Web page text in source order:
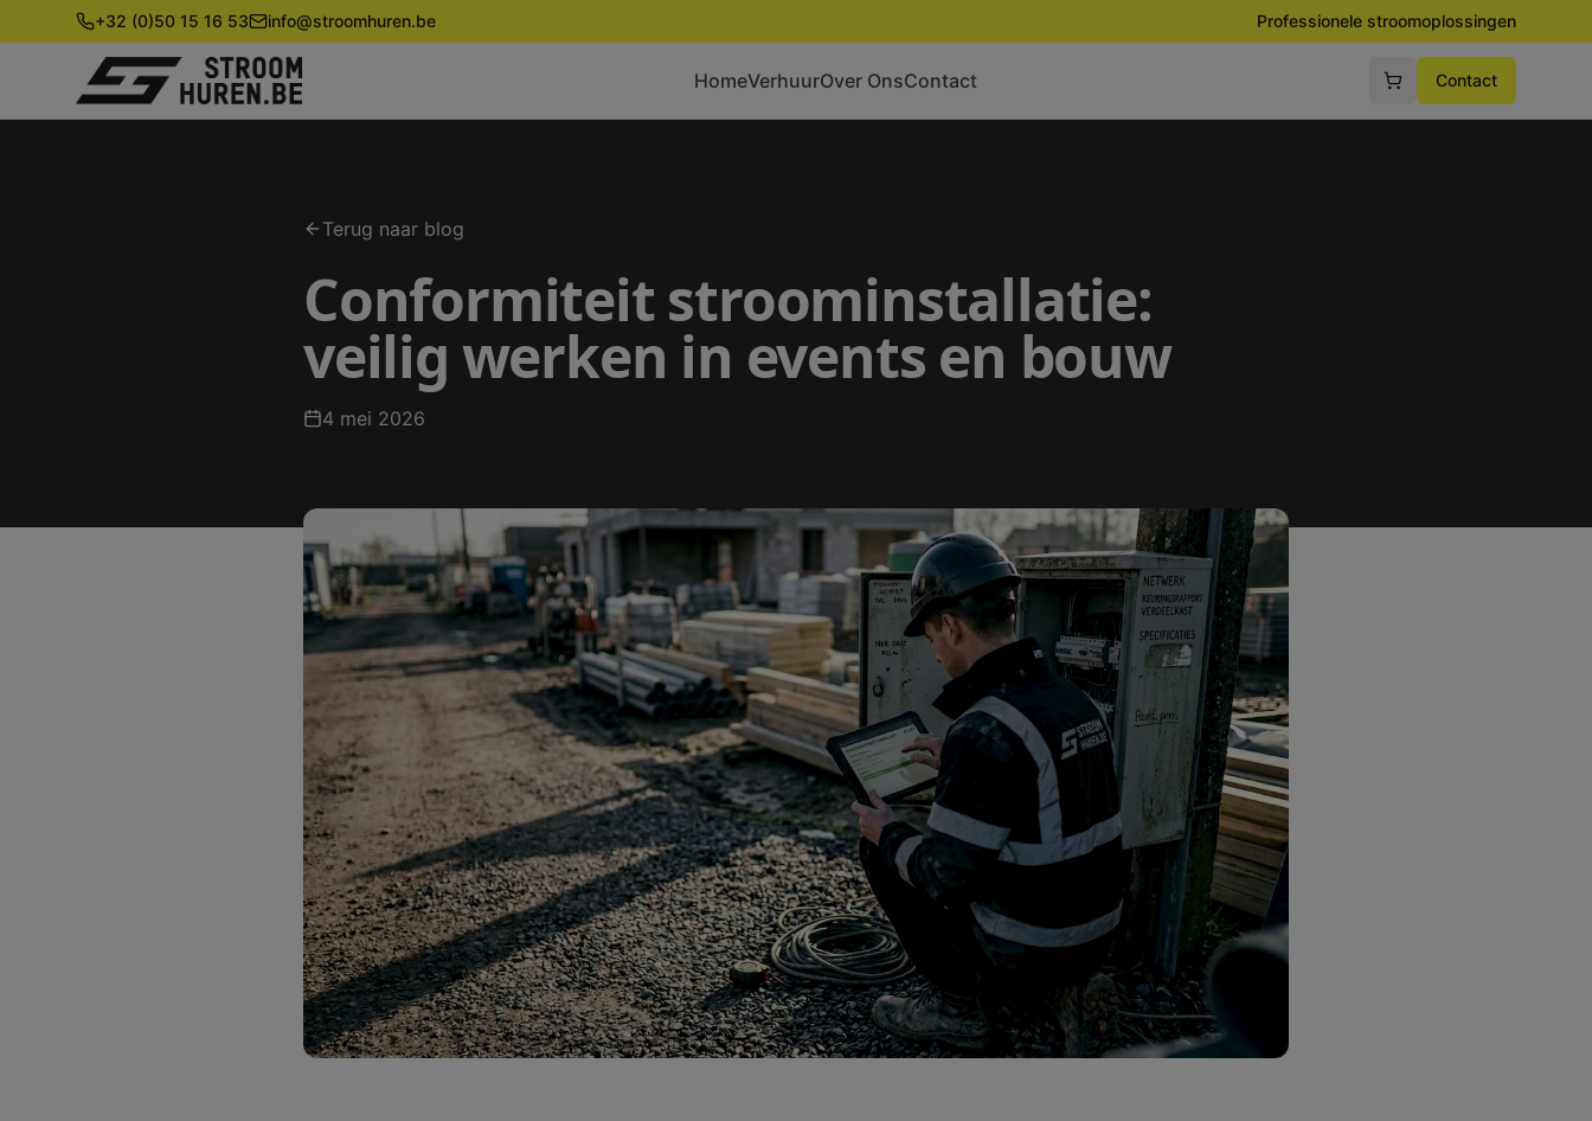
+32 (0)50 15 16 53 info@stroomhuren.be Professionele stroomoplossingen
HomeVerhuurOver OnsContact Contact
Terug naar blog
Conformiteit stroominstallatie:
veilig werken in events en bouw
4 mei 2026